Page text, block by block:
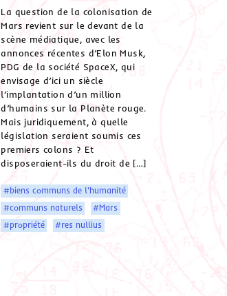
La question de la colonisation de
Mars revient sur le devant de la
scène médiatique, avec les
annonces récentes d’Elon Musk,
PDG de la société SpaceX, qui
envisage d’ici un siècle
l’implantation d’un million
d’humains sur la Planète rouge.
Mais juridiquement, à quelle
législation seraient soumis ces
premiers colons ? Et
disposeraient-ils du droit de […]
#biens communs de l'humanité
#communs naturels
#Mars
#propriété
#res nullius